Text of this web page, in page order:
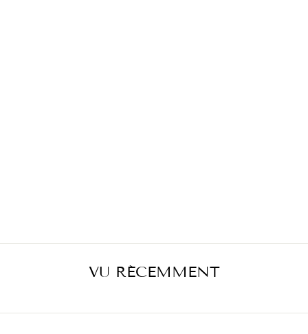
VU RÉCEMMENT